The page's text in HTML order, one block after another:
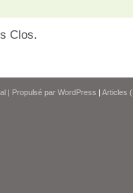
Clos.
| Propulsé par WordPress | Articles